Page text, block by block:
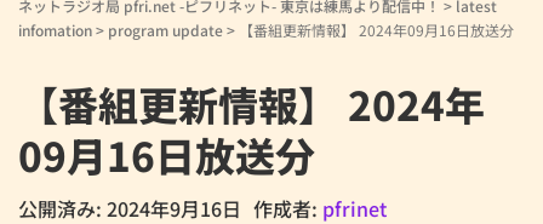
ネットラジオ局 pfri.net -ピフリネット- 東京は練馬より配信中！ > latest
infomation> program update> 【番組更新情報】 2024年09月16日放送分
【番組更新情報】 2024年
09月16日放送分
公開済み: 2024年9月16日 作成者: pfrinet